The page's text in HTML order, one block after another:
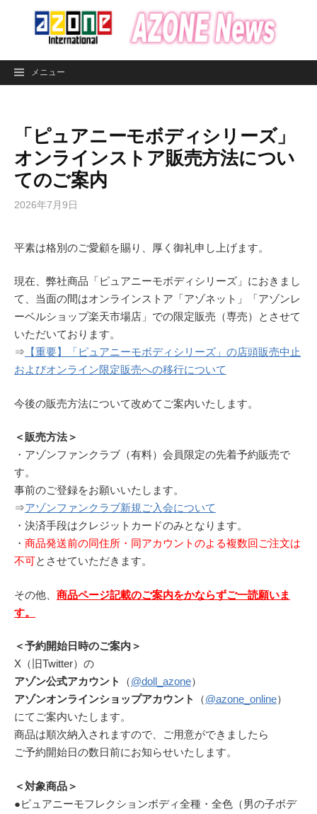
ン
メニュー
「ピュアニーモボディシリーズ」
オンラインストア販売方法につい
てのご案内
2026年7月9日
平素は格別のご愛顧を賜り、厚く御礼申し上げます。
現在、弊社商品「ピュアニーモボディシリーズ」におきまし
て、当面の間はオンラインストア「アゾネット」「アゾンレ
ーベルショップ楽天市場店」での限定販売（専売）とさせて
いただいております。
⇒ 【重要】「ピュアニーモボディシリーズ」の店頭販売中止
およびオンライン限定販売への移行について
今後の販売方法について改めてご案内いたします。
＜販売方法＞
・アゾンファンクラブ（有料）会員限定の先着予約販売で
す。
事前のご登録をお願いいたします。
⇒アゾンファンクラブ新規ご入会について
・決済手段はクレジットカードのみとなります。
・ 商品発送前の同住所・同アカウントのよる複数回ご注文は
不可とさせていただきます。
その他、 商品ページ記載のご案内をかならずご一読願いま
す。
＜予約開始日時のご案内＞
X（旧Twitter）の
アゾン公式アカウント
（@doll_azone）
アゾンオンラインショップアカウント
（@azone_online）
にてご案内いたします。
商品は順次納入されますので、ご用意ができましたら
ご予約開始日の数日前にお知らせいたします。
＜対象商品＞
●ピュアニーモフレクションボディ全種・全色（男の子ボデ